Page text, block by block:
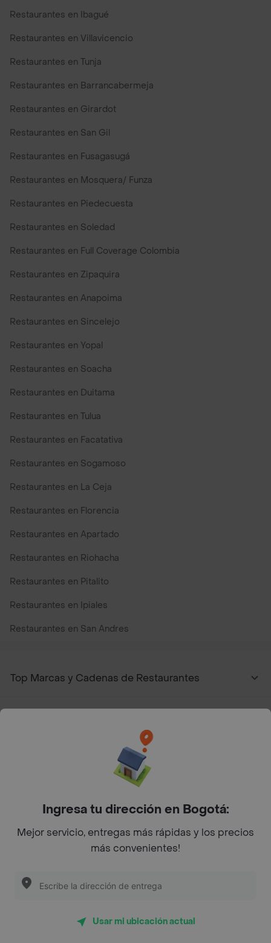
Restaurantes en Ibagué
Restaurantes en Villavicencio
Restaurantes en Tunja
Restaurantes en Barrancabermeja
Restaurantes en Girardot
Restaurantes en San Gil
Restaurantes en Fusagasugá
Restaurantes en Mosquera/ Funza
Restaurantes en Piedecuesta
Restaurantes en Soledad
Restaurantes en Full Coverage Colombia
Restaurantes en Zipaquira
Restaurantes en Anapoima
Restaurantes en Sincelejo
Restaurantes en Yopal
Restaurantes en Soacha
Restaurantes en Duitama
Restaurantes en Tulua
Restaurantes en Facatativa
Restaurantes en Sogamoso
Restaurantes en La Ceja
Restaurantes en Florencia
Restaurantes en Apartado
Restaurantes en Riohacha
Restaurantes en Pitalito
Restaurantes en Ipiales
Restaurantes en San Andres
Top Marcas y Cadenas de Restaurantes
Google play
Pide tu comida favorita cerca de ti
Categorías
Únete a Rappi
Ingresa tu dirección en Bogotá:
Mejor servicio, entregas más rápidas y los precios
más convenientes!
Usar mi ubicación actual